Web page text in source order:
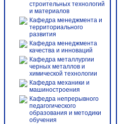
строительных технологий
и материалов
Кафедра менеджмента и
территориального
развития
Кафедра менеджмента
качества и инноваций
Кафедра металлургии
черных металлов и
химической технологии
Кафедра механики и
машиностроения
Кафедра непрерывного
педагогического
образования и методики
обучения